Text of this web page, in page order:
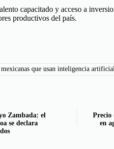
capacitado y acceso a
productivos del país.
que usan inteligencia
Zambada: el
se declara
Precio
en